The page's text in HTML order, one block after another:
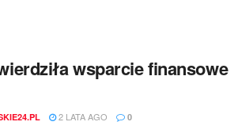
wsparcie finansowe
2 LATA AGO 0